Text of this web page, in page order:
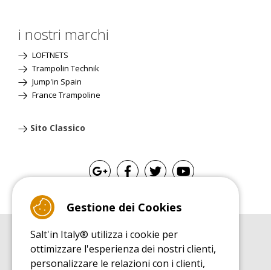
i nostri marchi
LOFTNETS
Trampolin Technik
Jump'in Spain
France Trampoline
Sito Classico
GUIDA ALL'ACQUISTO
Guida all'acquisito tappeti elastici
Gestione dei Cookies
Salt'in Italy® utilizza i cookie per
ottimizzare l'esperienza dei nostri clienti,
personalizzare le relazioni con i clienti,